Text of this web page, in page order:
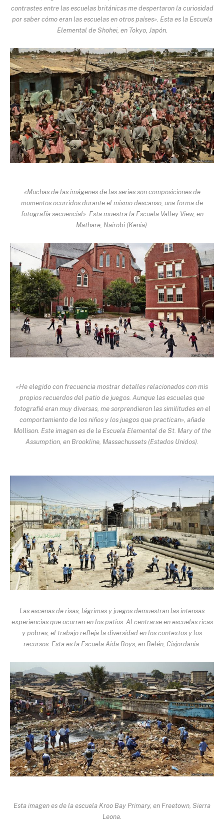
contrastes entre las escuelas británicas me despertaron la curiosidad
por saber cómo eran las escuelas en otros países». Esta es la Escuela
Elemental de Shohei, en Tokyo, Japón.
«Muchas de las imágenes de las series son composiciones de
momentos ocurridos durante el mismo descanso, una forma de
fotografía secuencial». Esta muestra la Escuela Valley View, en
Mathare, Nairobi (Kenia).
«He elegido con frecuencia mostrar detalles relacionados con mis
propios recuerdos del patio de juegos. Aunque las escuelas que
fotografié eran muy diversas, me sorprendieron las similitudes en el
comportamiento de los niños y los juegos que practican», añade
Mollison. Este imagen es de la Escuela Elemental de St. Mary of the
Assumption, en Brookline, Massachussets (Estados Unidos).
Las escenas de risas, lágrimas y juegos demuestran las intensas
experiencias que ocurren en los patios. Al centrarse en escuelas ricas
y pobres, el trabajo refleja la diversidad en los contextos y los
recursos. Esta es la Escuela Aida Boys, en Belén, Cisjordania.
Esta imagen es de la escuela Kroo Bay Primary, en Freetown, Sierra
Leona.